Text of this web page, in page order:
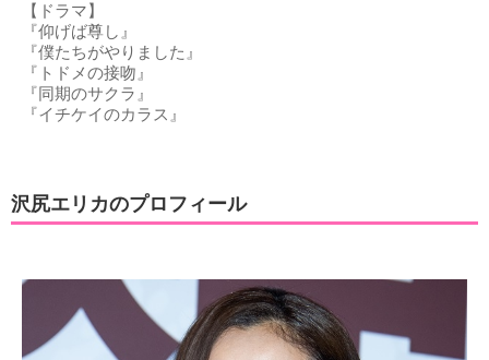
【ドラマ】
『仰げば尊し』
『僕たちがやりました』
『トドメの接吻』
『同期のサクラ』
『イチケイのカラス』
沢尻エリカのプロフィール